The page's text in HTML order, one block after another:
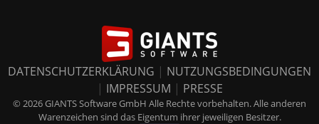
DATENSCHUTZERKLÄRUNG | NUTZUNGSBEDINGUNGEN
| IMPRESSUM | PRESSE
© 2026 GIANTS Software GmbH Alle Rechte vorbehalten. Alle anderen
Warenzeichen sind das Eigentum ihrer jeweiligen Besitzer.